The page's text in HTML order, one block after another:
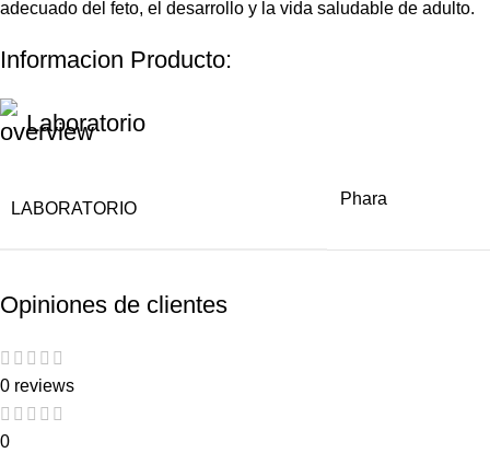
adecuado del feto, el desarrollo y la vida saludable de adulto.
Informacion Producto:
Laboratorio
LABORATORIO
Phara
Opiniones de clientes
0 reviews
0